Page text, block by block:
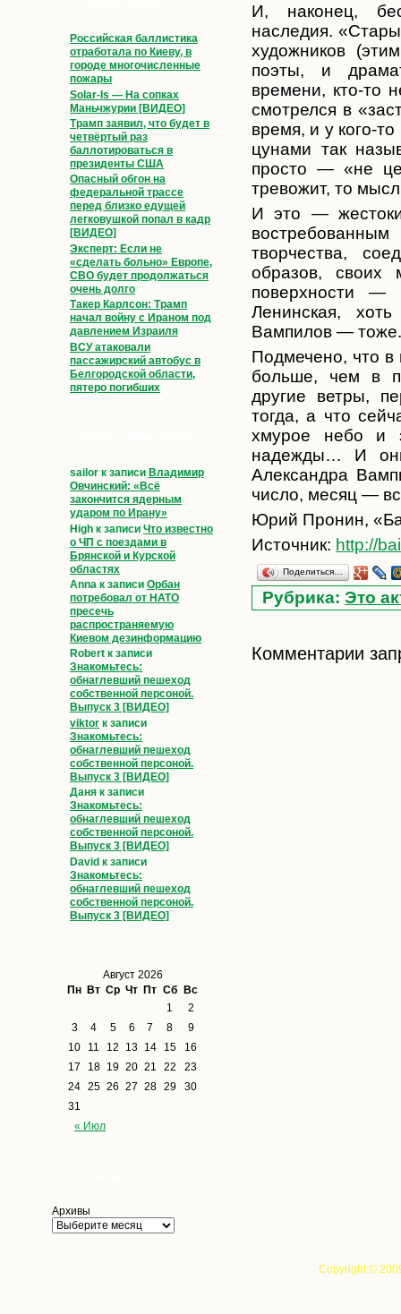
Российская баллистика
отработала по Киеву, в
городе многочисленные
пожары
Solar-Is — На сопках
Маньчжурии [ВИДЕО]
Трамп заявил, что будет в
четвёртый раз
баллотироваться в
президенты США
Опасный обгон на
федеральной трассе
перед близко едущей
легковушкой попал в кадр
[ВИДЕО]
Эксперт: Если не
«сделать больно» Европе,
СВО будет продолжаться
очень долго
Такер Карлсон: Трамп
начал войну с Ираном под
давлением Израиля
ВСУ атаковали
пассажирский автобус в
Белгородской области,
пятеро погибших
sailor к записи Владимир
Овчинский: «Всё
закончится ядерным
ударом по Ирану»
High к записи Что известно
о ЧП с поездами в
Брянской и Курской
областях
Anna к записи Орбан
потребовал от НАТО
пресечь
распространяемую
Киевом дезинформацию
Robert к записи
Знакомьтесь:
обнаглевший пешеход
собственной персоной.
Выпуск 3 [ВИДЕО]
viktor к записи
Знакомьтесь:
обнаглевший пешеход
собственной персоной.
Выпуск 3 [ВИДЕО]
Даня к записи
Знакомьтесь:
обнаглевший пешеход
собственной персоной.
Выпуск 3 [ВИДЕО]
David к записи
Знакомьтесь:
обнаглевший пешеход
собственной персоной.
Выпуск 3 [ВИДЕО]
Август 2026
Пн Вт Ср Чт Пт Сб Вс
« Июл
1
2
3
4 5 6 7 8
9
10
11 12 13 14 15
16
17
18 19 20 21 22
23
24 25 26 27 28 29
30
31
Архивы
И, наконец,
наследия.
художников
поэты, и
времени, кто-то
смотрелся в
время, и у кого-
цунами так
просто — «не
тревожит, то
И это —
творчества,
образов, своих
поверхности —
Ленинская,
Вампилов — тоже.
Подмечено, что в
больше, чем в
другие ветры,
тогда, а что
хмурое небо и
надежды… И
Александра
число, месяц —
Юрий Пронин,
Источник: http://
Поделиться…
Рубрика: Это
Комментарии
Copyright ©